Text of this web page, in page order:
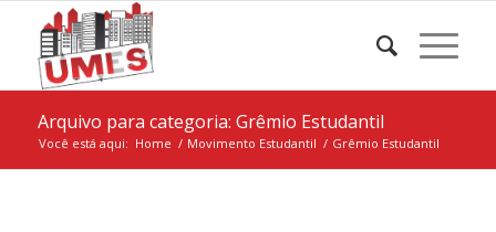
Arquivo para categoria: Grêmio Estudantil
Você está aqui: Home / Movimento Estudantil / Grêmio Estudantil